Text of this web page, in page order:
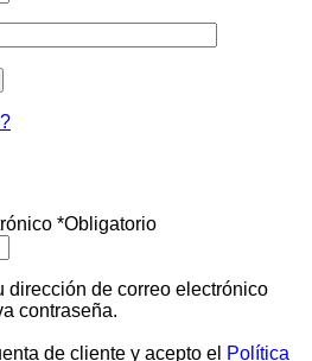
*Obligatorio
dirección de correo electrónico
contraseña.
de cliente y acepto el Política